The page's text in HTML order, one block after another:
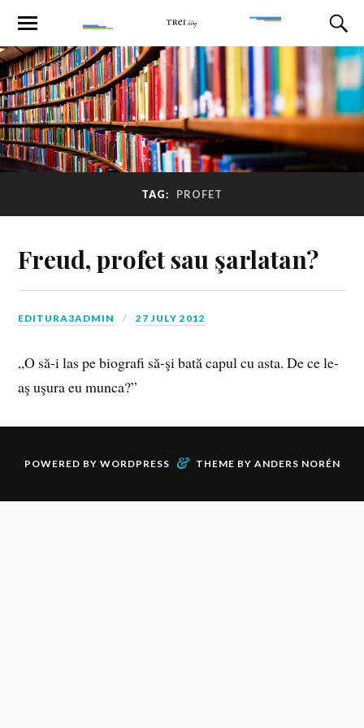
TAG: PROFET
Freud, profet sau şarlatan?
EDITURA3ADMIN 27 JULY 2012
„O să-i las pe biografi să-şi bată capul cu asta. De ce le-
aş uşura eu munca?”
POWERED BY WORDPRESS & THEME BY ANDERS NORÉN